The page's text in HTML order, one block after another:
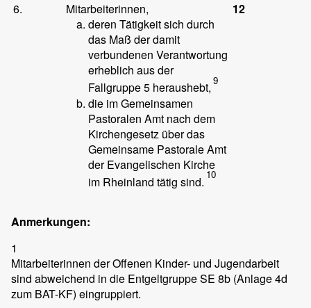
6.
Mitarbeiterinnen,
deren Tätigkeit sich durch
das Maß der damit
verbundenen Verantwortung
erheblich aus der
Fallgruppe 5 heraushebt, 9
die im Gemeinsamen
Pastoralen Amt nach dem
Kirchengesetz über das
Gemeinsame Pastorale Amt
der Evangelischen Kirche
im Rheinland tätig sind. 10
12
Anmerkungen:
1
Mitarbeiterinnen der Offenen Kinder- und Jugendarbeit
sind abweichend in die Entgeltgruppe SE 8b (Anlage 4d
zum BAT-KF) eingruppiert.